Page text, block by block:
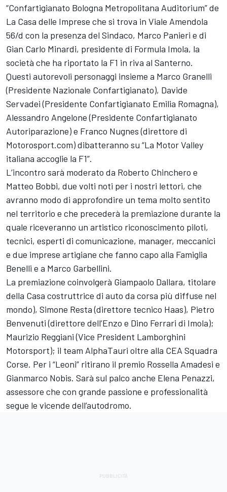
“Confartigianato Bologna Metropolitana Auditorium” de
La Casa delle Imprese che si trova in Viale Amendola
56/d con la presenza del Sindaco, Marco Panieri e di
Gian Carlo Minardi, presidente di Formula Imola, la
società che ha riportato la F1 in riva al Santerno.
Questi autorevoli personaggi insieme a Marco Granelli
(Presidente Nazionale Confartigianato), Davide
Servadei (Presidente Confartigianato Emilia Romagna),
Alessandro Angelone (Presidente Confartigianato
Autoriparazione) e Franco Nugnes (direttore di
Motorosport.com) dibatteranno su “La Motor Valley
italiana accoglie la F1”.
L’incontro sarà moderato da Roberto Chinchero e
Matteo Bobbi, due volti noti per i nostri lettori, che
avranno modo di approfondire un tema molto sentito
nel territorio e che precederà la premiazione durante la
quale riceveranno un artistico riconoscimento piloti,
tecnici, esperti di comunicazione, manager, meccanici
e due imprese artigiane che fanno capo alla Famiglia
Benelli e a Marco Garbellini.
La premiazione coinvolgerà Giampaolo Dallara, titolare
della Casa costruttrice di auto da corsa più diffuse nel
mondo), Simone Resta (direttore tecnico Haas), Pietro
Benvenuti (direttore dell’Enzo e Dino Ferrari di Imola);
Maurizio Reggiani (Vice President Lamborghini
Motorsport); il team AlphaTauri oltre alla CEA Squadra
Corse. Per i “Leoni” ritirano il premio Rossella Amadesi e
Gianmarco Nobis. Sarà sul palco anche Elena Penazzi,
assessore che con grande passione e professionalità
segue le vicende dell’autodromo.